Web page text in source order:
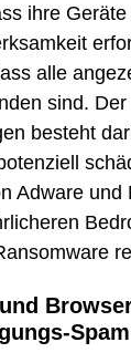
ihre
alle
sind.
besteht
Adware und
Spam